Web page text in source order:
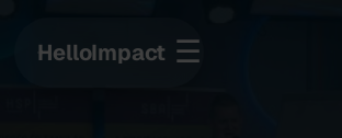
HelloImpact ☰